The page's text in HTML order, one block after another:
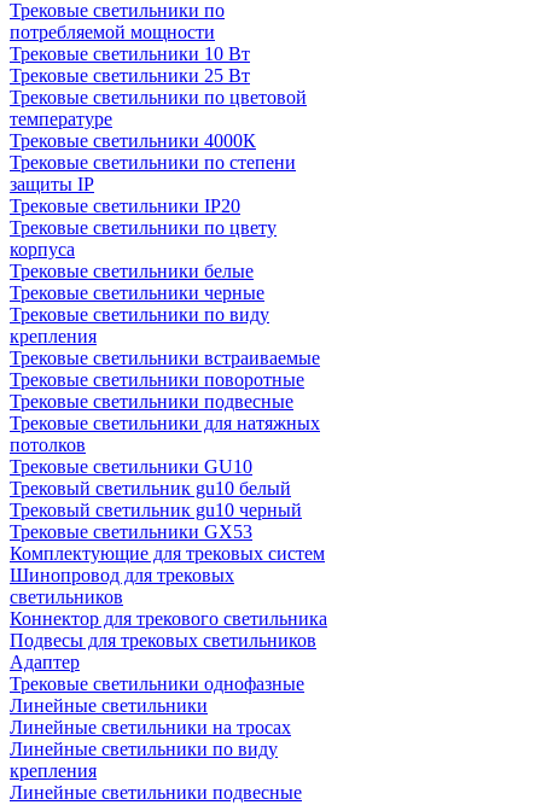
Трековые светильники по
потребляемой мощности
Трековые светильники 10 Вт
Трековые светильники 25 Вт
Трековые светильники по цветовой
температуре
Трековые светильники 4000К
Трековые светильники по степени
защиты IP
Трековые светильники IP20
Трековые светильники по цвету
корпуса
Трековые светильники белые
Трековые светильники черные
Трековые светильники по виду
крепления
Трековые светильники встраиваемые
Трековые светильники поворотные
Трековые светильники подвесные
Трековые светильники для натяжных
потолков
Трековые светильники GU10
Трековый светильник gu10 белый
Трековый светильник gu10 черный
Трековые светильники GX53
Комплектующие для трековых систем
Шинопровод для трековых
светильников
Коннектор для трекового светильника
Подвесы для трековых светильников
Адаптер
Трековые светильники однофазные
Линейные светильники
Линейные светильники на тросах
Линейные светильники по виду
крепления
Линейные светильники подвесные